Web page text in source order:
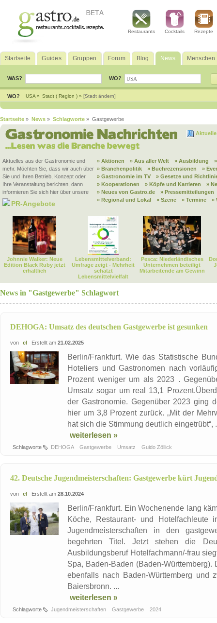
Restaurants Cocktails Rezepte
Startseite Guides Gruppen Forum Blog News Menschen
WAS? WO?
WO? USA » Stadt ( Region ) » [Stadt ändern]
Startseite » News » Schlagworte » Gastgewerbe
Aktuelles aus der Gastronomie und
mehr. Möchten Sie, dass wir auch über
Sie und Ihren Betrieb, Konzept oder
Ihre Veranstaltung berichten, dann
informieren Sie sich hier über unsere
PR-Angebote
» Aktionen » Aus aller Welt » Ausbildung
» Branchenpolitik
» Buchrezensionen
»
» Gastronomie im TV
» Gesetze und
» Kooperationen
» Köpfe und Karrieren
»
» Neues von Gastro.de
» Pressemitteilungen
» Regional und Lokal
» Szene » Termine »
Johnnie Walker: Neue
Edition Black Ruby jetzt
erhältlich
Lebensmittelverband:
Umfrage zeigt - Mehrheit
schätzt
Lebensmittelvielfalt
Pesca: Niederländisches
Unternehmen beteiligt
Mitarbeitende am Gewinn
News in "Gastgewerbe" Schlagwort
DEHOGA: Umsatz des deutschen Gastgewerbe ist gesunken
von cl Erstellt am 21.02.2025
Berlin/Frankfurt. Wie das Statistische
Hoteliers und Gastronomen nach
Prozent weniger um als 2023 .
Umsatz sogar um real 13,1
der Gastronomie. Gegenüber 2023 ging
hier um 3,8 Prozent zurück. „Mit der
hat sich die Stimmung deutlich eingetrübt“,
weiterlesen »
Schlagworte DEHOGA Gastgewerbe Umsatz Guido Zöllick
42. Deutsche Jugendmeisterschaften: Gastgewerbe kürt
von cl Erstellt am 28.10.2024
Berlin/Frankfurt. Ein Wochenende lang
Köche, Restaurant- und
Jugendmeisterschaften in den
begehrten Titel. Jetzt stehen die
Ausbildungsberuf Hotelfachmann/-frau
Spa, Baden-Baden (Baden-
ebenfalls nach Baden-Württemberg und
Baiersbronn. ...
weiterlesen »
Schlagworte Jugendmeisterschaften Gastgewerbe 2024